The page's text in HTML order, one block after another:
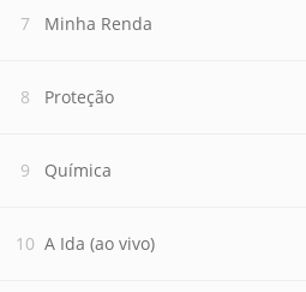
Minha Renda
Proteção
Química
A Ida (ao vivo)